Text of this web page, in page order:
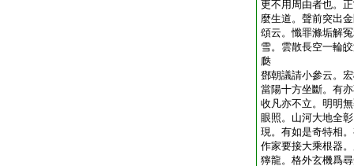
更不用周由者也。
麼生道。聲前突出
頌云。懺罪滌垢解
雪。雲散長空一輪
瓞
鄧朝議請小參云。
當陽十方坐斷。有
收凡亦不立。明明
眼照。山河大地全
現。有如是奇特相
作家要接大乘根器
獰龍。格外玄機爲